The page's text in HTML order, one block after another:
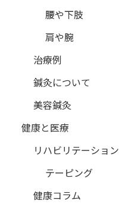
腰や下肢
肩や腕
治療例
鍼灸について
美容鍼灸
健康と医療
リハビリテーション
テーピング
健康コラム